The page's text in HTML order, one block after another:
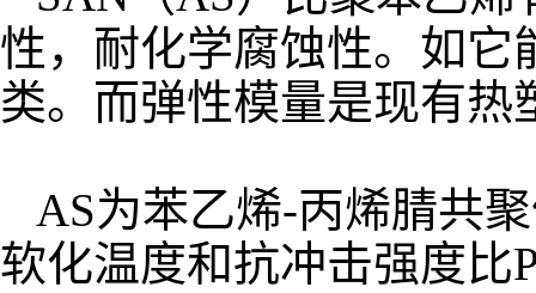
性，耐化学腐蚀性。如它
类。而弹性模量是现有
AS为苯乙烯-丙烯腈共
软化温度和抗冲击强度比